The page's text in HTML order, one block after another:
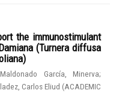
the immunostimulant
(Turnera diffusa
Maldonado García, Minerva;
Carlos Eliud (ACADEMIC